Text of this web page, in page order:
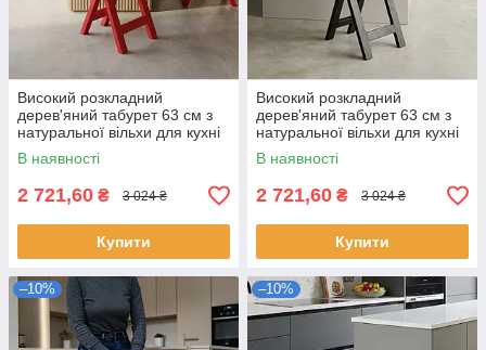
Високий розкладний
дерев'яний табурет 63 см з
натуральної вільхи для кухні
та дому Червоний
В наявності
2 721,60 ₴ 3 024 ₴
Купити
Високий розкладний
дерев'яний табурет 63 см з
натуральної вільхи для кухні
та дому Чорний
В наявності
2 721,60 ₴ 3 024 ₴
Купити
–10% –10%